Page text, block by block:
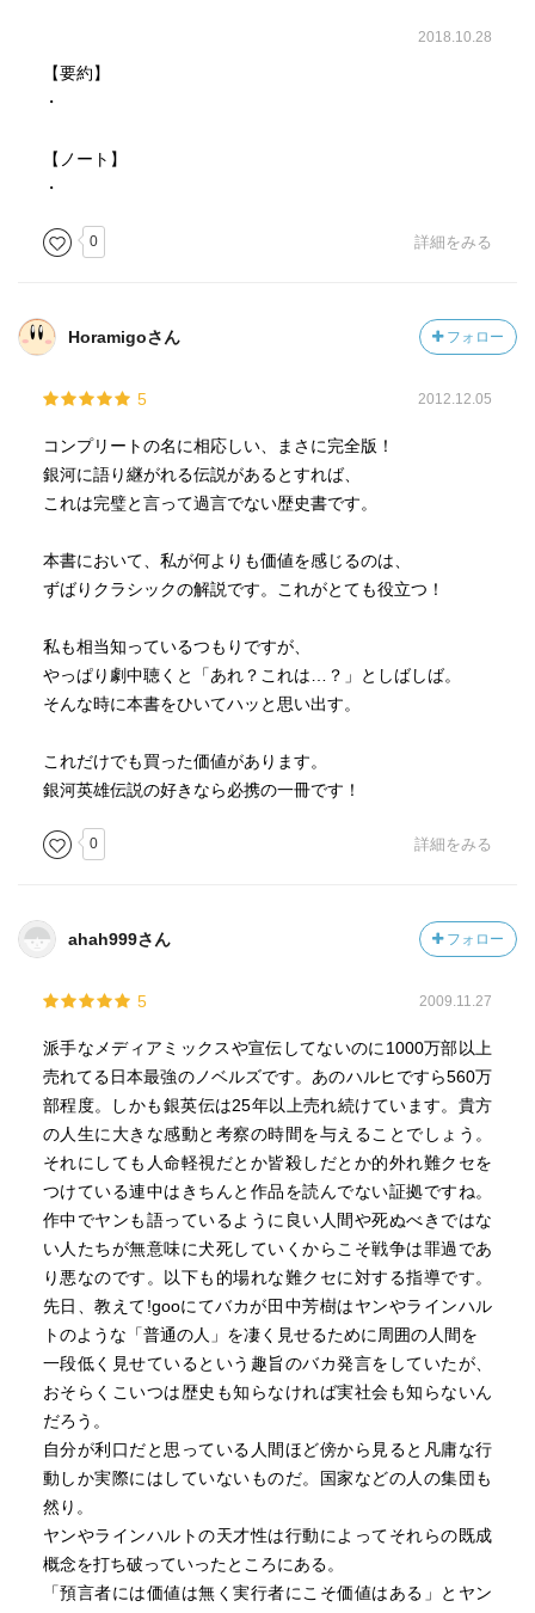
2018.10.28
【要約】
・
【ノート】
・
0 詳細をみる
Horamigoさん フォロー
5 2012.12.05
コンプリートの名に相応しい、まさに完全版！
銀河に語り継がれる伝説があるとすれば、
これは完璧と言って過言でない歴史書です。
本書において、私が何よりも価値を感じるのは、
ずばりクラシックの解説です。これがとても役立つ！
私も相当知っているつもりですが、
やっぱり劇中聴くと「あれ？これは…？」としばしば。
そんな時に本書をひいてハッと思い出す。
これだけでも買った価値があります。
銀河英雄伝説の好きなら必携の一冊です！
0 詳細をみる
ahah999さん フォロー
5 2009.11.27
派手なメディアミックスや宣伝してないのに1000万部以上
売れてる日本最強のノベルズです。あのハルヒですら560万
部程度。しかも銀英伝は25年以上売れ続けています。貴方
の人生に大きな感動と考察の時間を与えることでしょう。
それにしても人命軽視だとか皆殺しだとか的外れ難クセを
つけている連中はきちんと作品を読んでない証拠ですね。
作中でヤンも語っているように良い人間や死ぬべきではな
い人たちが無意味に犬死していくからこそ戦争は罪過であ
り悪なのです。以下も的場れな難クセに対する指導です。
先日、教えて!gooにてバカが田中芳樹はヤンやラインハル
トのような「普通の人」を凄く見せるために周囲の人間を
一段低く見せているという趣旨のバカ発言をしていたが、
おそらくこいつは歴史も知らなければ実社会も知らないん
だろう。
自分が利口だと思っている人間ほど傍から見ると凡庸な行
動しか実際にはしていないものだ。国家などの人の集団も
然り。
ヤンやラインハルトの天才性は行動によってそれらの既成
概念を打ち破っていったところにある。
「預言者には価値は無く実行者にこそ価値はある」とヤン